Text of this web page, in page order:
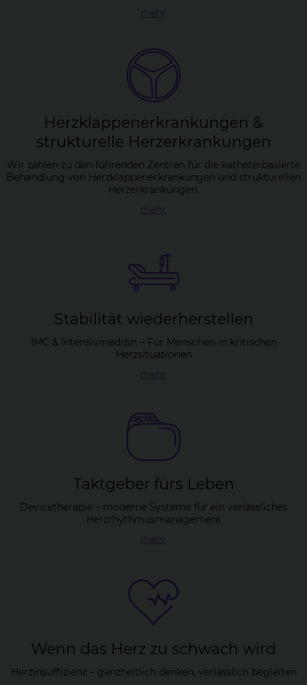
mehr
Herz­klap­pen­er­kran­kun­gen &
struk­tu­rel­le Herz­er­kran­kun­gen
Wir zählen zu den führenden Zentren für die katheterbasierte
Behandlung von Herzklappenerkrankungen und strukturellen
Herzerkrankungen.
mehr
Sta­bi­li­tät wie­der­her­stel­len
IMC & Intensivmedizin – Für Menschen in kritischen
Herzsituationen
mehr
Takt­ge­ber fürs Le­ben
Devicetherapie – moderne Systeme für ein verlässliches
Herzrhythmusmanagement
mehr
Wenn das Herz zu schwach wird
Herzinsuffizienz – ganzheitlich denken, verlässlich begleiten